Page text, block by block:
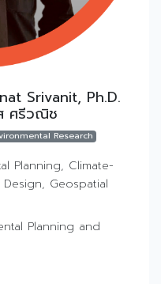
Srivanit, Ph.D.
ศรีวณิช
Research
Planning, Climate-
Geospatial
Planning and